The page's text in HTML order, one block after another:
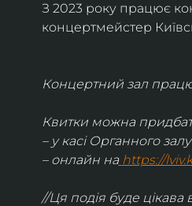
З 2023 року працює
концертмейстер
Концертний зал
Квитки можна
– у касі Органного
– онлайн на https://
//Ця подія буде цікава